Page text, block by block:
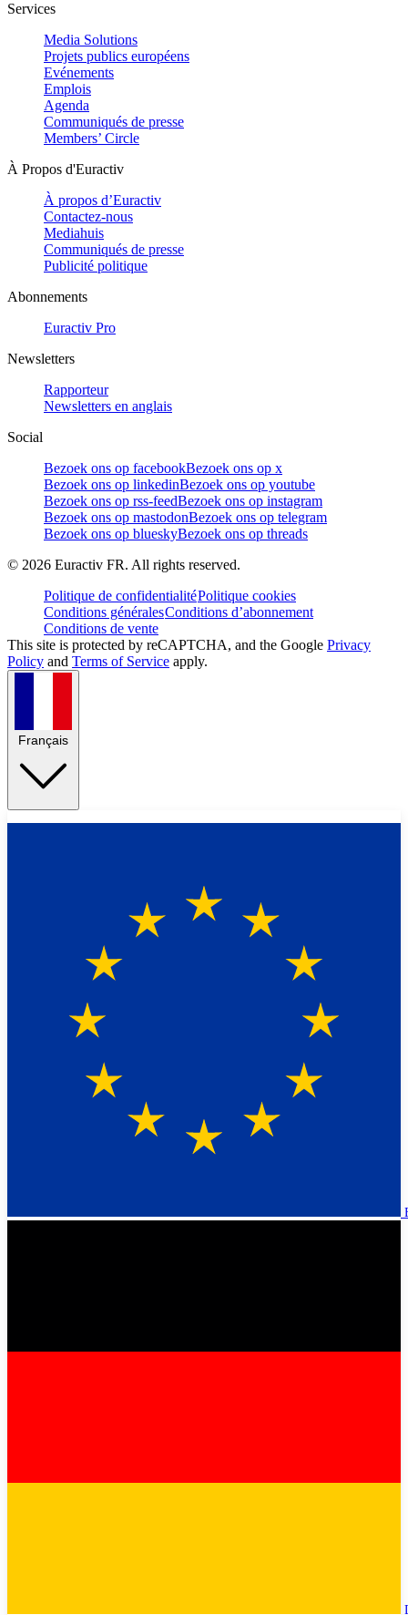
Services
Media Solutions
Projets publics européens
Evénements
Emplois
Agenda
Communiqués de presse
Members’ Circle
À Propos d'Euractiv
À propos d’Euractiv
Contactez-nous
Mediahuis
Communiqués de presse
Publicité politique
Abonnements
Euractiv Pro
Newsletters
Rapporteur
Newsletters en anglais
Social
Bezoek ons op facebookBezoek ons op x
Bezoek ons op linkedinBezoek ons op youtube
Bezoek ons op rss-feedBezoek ons op instagram
Bezoek ons op mastodonBezoek ons op telegram
Bezoek ons op blueskyBezoek ons op threads
© 2026 Euractiv FR. All rights reserved.
Politique de confidentialitéPolitique cookies
Conditions généralesConditions d’abonnement
Conditions de vente
This site is protected by reCAPTCHA, and the Google Privacy
Policy and Terms of Service apply.
Français